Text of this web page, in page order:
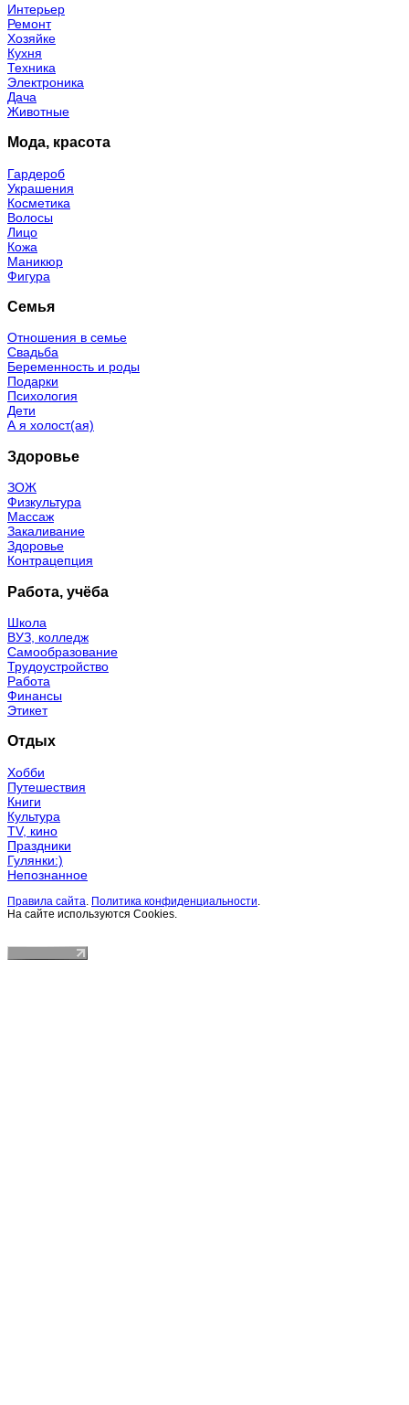
Интерьер
Ремонт
Хозяйке
Кухня
Техника
Электроника
Дача
Животные
Мода, красота
Гардероб
Украшения
Косметика
Волосы
Лицо
Кожа
Маникюр
Фигура
Семья
Отношения в семье
Свадьба
Беременность и роды
Подарки
Психология
Дети
А я холост(ая)
Здоровье
ЗОЖ
Физкультура
Массаж
Закаливание
Здоровье
Контрацепция
Работа, учёба
Школа
ВУЗ, колледж
Самообразование
Трудоустройство
Работа
Финансы
Этикет
Отдых
Хобби
Путешествия
Книги
Культура
TV, кино
Праздники
Гулянки:)
Непознанное
Правила сайта Политика конфиденциальности
На сайте используются Cookies.